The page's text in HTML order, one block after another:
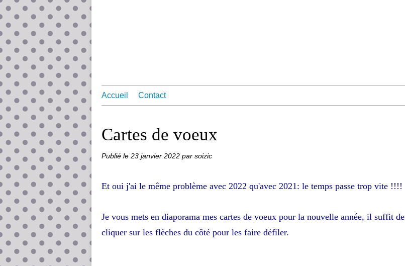
Accueil Contact
Cartes de voeux
Publié le 23 janvier 2022 par soizic
Et oui j'ai le même problème avec 2022 qu'avec 2021: le temps passe trop vite !!!!
Je vous mets en diaporama mes cartes de voeux pour la nouvelle année, il suffit de
cliquer sur les flèches du côté pour les faire défiler.